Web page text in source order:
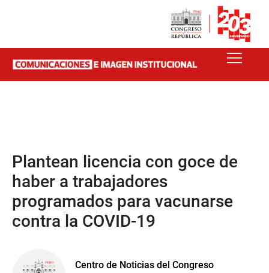
Plantean licencia con goce de
haber a trabajadores
programados para vacunarse
contra la COVID-19
Centro de Noticias del Congreso